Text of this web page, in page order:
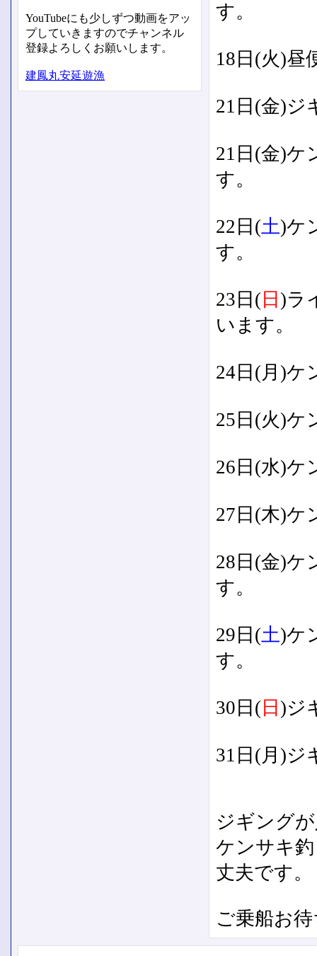
す。
18日(火)昼
21日(金)ジ
21日(金)ケ
す。
22日(土)ケ
す。
23日( 日 )ラ
います。
24日(月)ケ
25日(火)ケ
26日(水)ケ
27日(木)ケ
28日(金)ケ
す。
29日(土)ケ
す。
30 日 ( 日 )ジ
31日(月)ジ
ジギング
ケンサキ
丈夫です。
ご乗船お
YouTubeにも少しずつ動画をアッ
プしていきますのでチャンネル
登録よろしくお願いします。
建鳳丸安延遊漁